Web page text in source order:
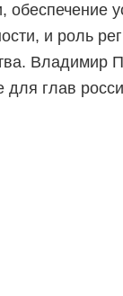
и роль
Владимир
глав